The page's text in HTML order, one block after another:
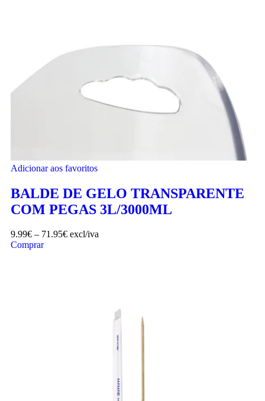
Adicionar aos favoritos
BALDE DE GELO TRANSPARENTE
COM PEGAS 3L/3000ML
9.99€ – 71.95€ excl/iva
Comprar